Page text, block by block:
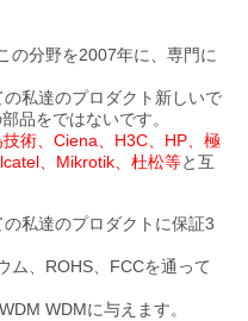
の分野を2007年に、専門に
私達のプロダクト新しいで
品をではないです。
術、Ciena、H3C、HP、極
、Mikrotik、杜松等と互
私達のプロダクトに保証3
ム、ROHS、FCCを通って
WDMに与えます。